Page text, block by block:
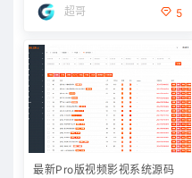
超哥 5
最新Pro版视频影视系统源码